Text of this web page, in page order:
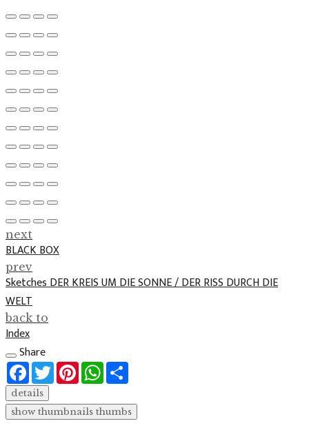
next
BLACK BOX
prev
Sketches DER KREIS UM DIE SONNE / DER RISS DURCH DIE
WELT
back to
Index
Share
FacebookTwitterPinterestWhatsApp
details
show thumbnails thumbs